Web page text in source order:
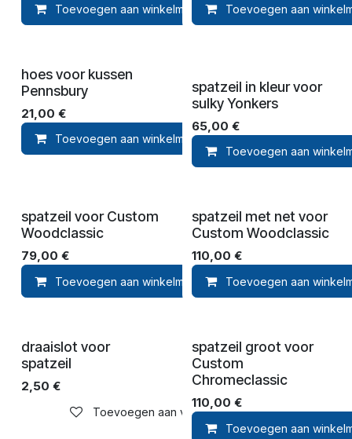
Toevoegen aan winkelmandje Toevoegen aan
Toevoegen aan
hoes voor kussen
Pennsbury
21,00 €
Toevoegen aan winkelmandje
spatzeil in kleur voor
sulky Yonkers
65,00 €
Toevoegen aan
spatzeil voor Custom
Woodclassic
79,00 €
Toevoegen aan winkelmandje Toevoegen aan
spatzeil met net voor
Custom Woodclassic
110,00 €
Toevoegen aan
draaislot voor
spatzeil
2,50 €
Toevoegen aan verlanglijst
spatzeil groot voor
Custom
Chromeclassic
110,00 €
Toevoegen aan